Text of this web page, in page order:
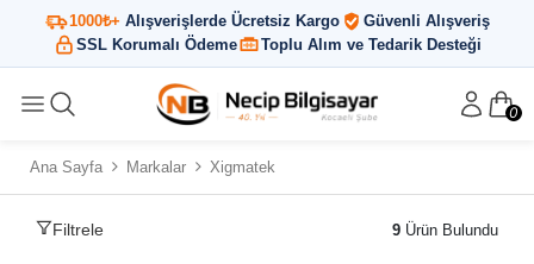
1000₺+ Alışverişlerde Ücretsiz Kargo
Güvenli Alışveriş
SSL Korumalı Ödeme
Toplu Alım ve Tedarik Desteği
0
Ana Sayfa Markalar Xigmatek
Filtrele 9 Ürün Bulundu